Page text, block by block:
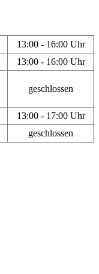
13:00 - 16:00 Uhr
13:00 - 16:00 Uhr
geschlossen
13:00 - 17:00 Uhr
geschlossen